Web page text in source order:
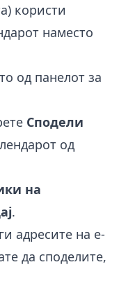
користи
наместо
од панелот за
Сподели
од
на
.
адресите на е-
да споделите,